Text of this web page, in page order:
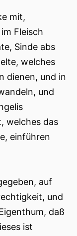
mit,
Fleisch
Sinde abs
welches
dienen, und in
und
welches das
einführen
auf
und
daß
ist